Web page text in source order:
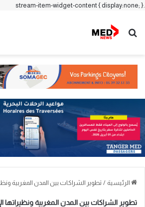
.stream-item-widget-content { display:none; }
بحث عن
الرئيسية / تطوير الشراكات بين المدن المغربية
تطوير الشراكات بين المدن المغربية ونظيراتها